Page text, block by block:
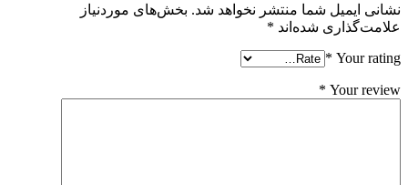
نشانی ایمیل شما منتشر نخواهد شد. بخش‌های موردنیاز
علامت‌گذاری شده‌اند *
Your rating
*
Your review
*